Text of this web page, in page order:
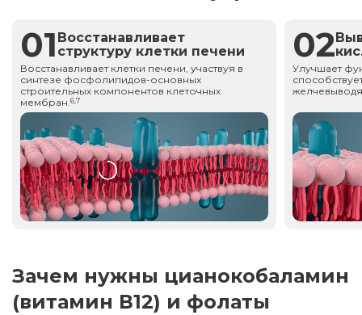
01 Восстанавливает
структуру клетки печени
Восстанавливает клетки печени, участвуя в
синтезе фосфолипидов-основных
строительных компонентов клеточных
мембран.6,7
02
Улучшает
Зачем нужны цианокобаламин
(витамин В12) и фолаты